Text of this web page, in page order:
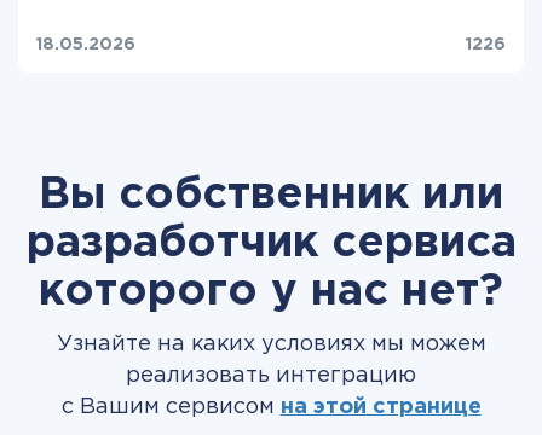
18.05.2026 1226
Вы собственник или
разработчик сервиса
которого у нас нет?
Узнайте на каких условиях мы можем
реализовать интеграцию
с Вашим сервисом на этой странице